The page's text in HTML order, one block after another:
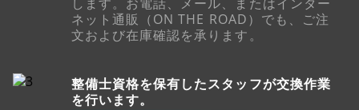
ネット通販（ON THE ROAD）でも、ご注
文および在庫確認を承ります。
整備士資格を保有したスタッフが交換作業
を行います。